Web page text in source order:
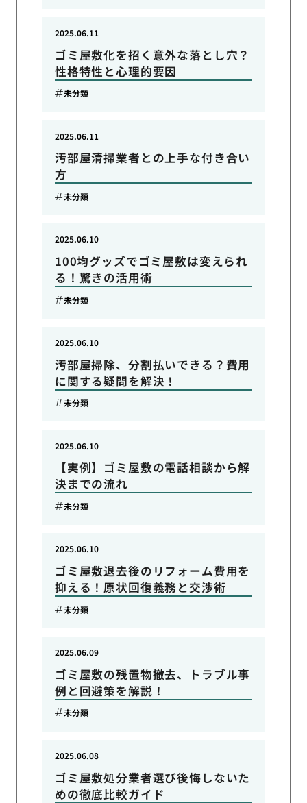
ゴミ屋敷化を招く意外な落とし穴？
性格特性と心理的要因
2025.06.11
未分類
汚部屋清掃業者との上手な付き合い
方
2025.06.11
未分類
100均グッズでゴミ屋敷は変えられ
る！驚きの活用術
2025.06.10
未分類
汚部屋掃除、分割払いできる？費用
に関する疑問を解決！
2025.06.10
未分類
【実例】ゴミ屋敷の電話相談から解
決までの流れ
2025.06.10
未分類
ゴミ屋敷退去後のリフォーム費用を
抑える！原状回復義務と交渉術
2025.06.10
未分類
ゴミ屋敷の残置物撤去、トラブル事
例と回避策を解説！
2025.06.09
未分類
ゴミ屋敷処分業者選び後悔しないた
めの徹底比較ガイド
2025.06.08